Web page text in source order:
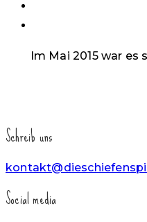
Im Mai 2015 war
Schreib uns
Social media